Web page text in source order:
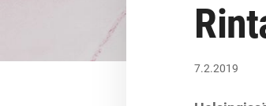
7.2.2019